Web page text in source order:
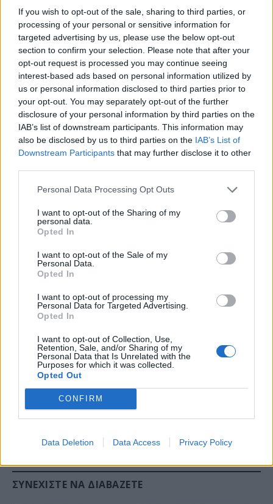
If you wish to opt-out of the sale, sharing to third parties, or
processing of your personal or sensitive information for
targeted advertising by us, please use the below opt-out
section to confirm your selection. Please note that after your
opt-out request is processed you may continue seeing
interest-based ads based on personal information utilized by
us or personal information disclosed to third parties prior to
your opt-out. You may separately opt-out of the further
disclosure of your personal information by third parties on the
IAB’s list of downstream participants. This information may
also be disclosed by us to third parties on the IAB’s List of
Downstream Participants that may further disclose it to other
Personal Data Processing Opt Outs
I want to opt-out of the Sharing of my
personal data.
Opted In
I want to opt-out of the Sale of my
Personal Data.
Opted In
I want to opt-out of processing my
Personal Data for Targeted Advertising.
Opted In
I want to opt-out of Collection, Use,
Retention, Sale, and/or Sharing of my
Personal Data that Is Unrelated with the
Purposes for which it was collected.
Opted Out
CONFIRM
Data Deletion Data Access Privacy Policy
Νικητιάδης Γεώργιος
Νικολαΐδης Αναστάσιος
Παπανδρέου Γεώργιος
Παρασκευαΐδης Παναγιώτης
Παραστατίδης Στέφανος
Πουλάς Ανδρέας
Σπυριδάκη Αικατερίνη
Σταρακά Χριστίνα
Τσίμαρης Ιωάννης
Χνάρης Εμμανουήλ
Χρηστίδης Παύλος
Χριστοδουλάκης Εμμανουή
ΣΥΝΕΧΊΣΤΕ ΝΑ ΔΙΑΒΆΖΕΤΕ